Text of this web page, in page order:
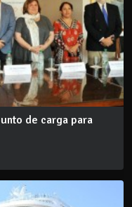
de carga para